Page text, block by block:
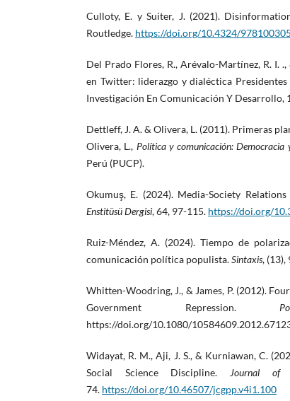
Culloty, E. y Suiter, J. (2021).
Routledge. https://doi.org/10.4324/
Del Prado Flores, R., Arévalo-Martínez, R. I.
en Twitter: liderazgo y dialéctica
Investigación En Comunicación Y Desarrollo,
Dettleff, J. A. & Olivera, L. (2011). Primeras
Olivera, L., Política y comunicación: Democracia
Perú (PUCP).
Okumuş, E. (2024). Media-Society
Enstitüsü Dergisi, 64, 97-115. https://doi.org/
Ruiz-Méndez, A. (2024). Tiempo de
comunicación política populista.Sintaxis, (13),
Whitten-Woodring, J., & James, P. (2012).
Government Repression.
https://doi.org/10.1080/
Widayat, R. M., Aji, J. S., & Kurniawan, C.
Social Science Discipline. Journal of
74. https://doi.org/10.46507/jcgpp.v4i1.100